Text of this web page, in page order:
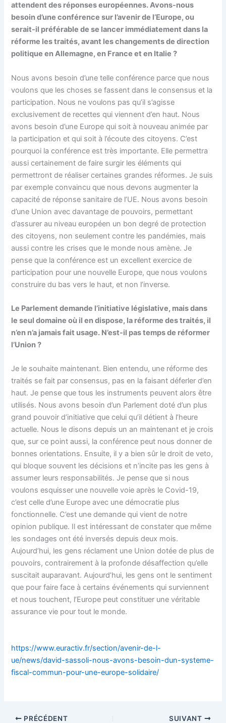
attendent des réponses européennes. Avons-nous
besoin d’une conférence sur l’avenir de l’Europe, ou
serait-il préférable de se lancer immédiatement dans la
réforme les traités, avant les changements de direction
politique en Allemagne, en France et en Italie ?
Nous avons besoin d’une telle conférence parce que nous
voulons que les choses se fassent dans le consensus et la
participation. Nous ne voulons pas qu’il s’agisse
exclusivement de recettes qui viennent d’en haut. Nous
avons besoin d’une Europe qui soit à nouveau animée par
la participation et qui soit à l’écoute des citoyens. C’est
pourquoi la conférence est très importante. Elle permettra
aussi certainement de faire surgir les éléments qui
permettront de réaliser certaines grandes réformes. Je suis
par exemple convaincu que nous devons augmenter la
capacité de réponse sanitaire de l’UE. Nous avons besoin
d’une Union avec davantage de pouvoirs, permettant
d’assurer au niveau européen un bon degré de protection
des citoyens, non seulement contre les pandémies, mais
aussi contre les crises que le monde nous amène. Je
pense que la conférence est un excellent exercice de
participation pour une nouvelle Europe, que nous voulons
construire du bas vers le haut, et non l’inverse.
Le Parlement demande l’initiative législative, mais dans
le seul domaine où il en dispose, la réforme des traités, il
n’en n’a jamais fait usage. N’est-il pas temps de réformer
l’Union ?
Je le souhaite maintenant. Bien entendu, une réforme des
traités se fait par consensus, pas en la faisant déferler d’en
haut. Je pense que tous les instruments peuvent alors être
utilisés. Nous avons besoin d’un Parlement doté d’un plus
grand pouvoir d’initiative que celui qu’il détient à l’heure
actuelle. Nous le disons depuis un an maintenant et je crois
que, sur ce point aussi, la conférence peut nous donner de
bonnes orientations. Ensuite, il y a bien sûr le droit de veto,
qui bloque souvent les décisions et n’incite pas les gens à
assumer leurs responsabilités. Je pense que si nous
voulons esquisser une nouvelle voie après le Covid-19,
c’est celle d’une Europe avec une démocratie plus
fonctionnelle. C’est une demande qui vient de notre
opinion publique. Il est intéressant de constater que même
les sondages ont été inversés depuis deux mois.
Aujourd’hui, les gens réclament une Union dotée de plus de
pouvoirs, contrairement à la profonde désaffection qu’elle
suscitait auparavant. Aujourd’hui, les gens ont le sentiment
que pour faire face à certains événements qui surviennent
et nous touchent, l’Europe peut constituer une véritable
assurance vie pour tout le monde.
https://www.euractiv.fr/section/avenir-de-l-
ue/news/david-sassoli-nous-avons-besoin-dun-systeme-
fiscal-commun-pour-une-europe-solidaire/
PRÉCÉDENT SUIVANT